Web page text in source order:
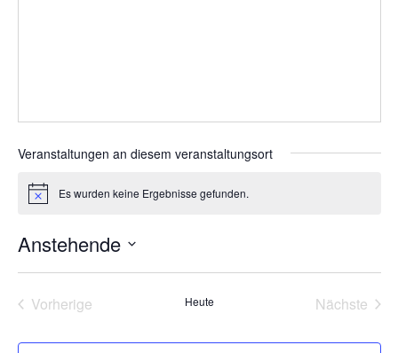
Veranstaltungen an diesem veranstaltungsort
HinweisEs wurden keine Ergebnisse gefunden.
Anstehende
wählen.
VorherigeVeranstaltungenHeute Nächste